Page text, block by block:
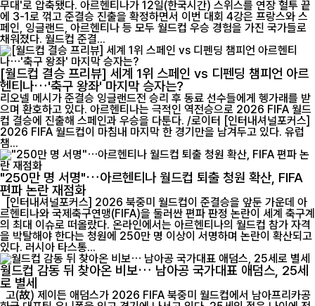
무대'로 압축됐다. 아르헨티나가 12일(한국시간) 스위스를 연장 혈투 끝
에 3-1로 꺾고 준결승 진출을 확정하면서 이번 대회 4강은 프랑스와 스
페인, 잉글랜드, 아르헨티나 등 모두 월드컵 우승 경험을 가진 국가들로
채워졌다. 월드컵 준결...
[월드컵 결승 프리뷰] 세계 1위 스페인 vs 디펜딩 챔피언 아르
헨티나…'축구 왕좌' 마지막 승자는?
리오넬 메시가 준결승 잉글랜드전 승리 후 동료 선수들에게 헹가래를 받
으며 환호하고 있다. 아르헨티나는 극적인 역전승으로 2026 FIFA 월드
컵 결승에 진출해 스페인과 우승을 다툰다. /로이터 [인터내셔널포커스]
2026 FIFA 월드컵이 마침내 마지막 한 경기만을 남겨두고 있다. 유럽
챔...
"250만 명 서명"…아르헨티나 월드컵 퇴출 청원 확산, FIFA
편파 논란 재점화
[인터내셔널포커스] 2026 북중미 월드컵이 준결승을 앞둔 가운데 아
르헨티나와 국제축구연맹(FIFA)을 둘러싼 편파 판정 논란이 세계 축구계
의 최대 이슈로 떠올랐다. 온라인에서는 아르헨티나의 월드컵 참가 자격
을 박탈해야 한다는 청원에 250만 명 이상이 서명하며 논란이 확산되고
있다. 러시아 타스통...
월드컵 감동 뒤 찾아온 비보… 남아공 국가대표 애덤스, 25세
로 별세